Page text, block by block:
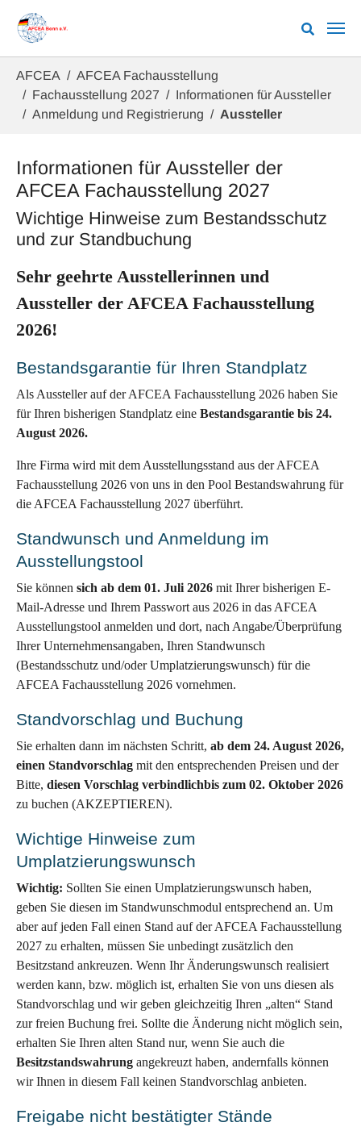
AFCEA
AFCEA Fachausstellung
Fachausstellung 2027
Informationen für Aussteller
Anmeldung und Registrierung
Aussteller
Informationen für Aussteller der
AFCEA Fachausstellung 2027
Wichtige Hinweise zum Bestandsschutz
und zur Standbuchung
Sehr geehrte Ausstellerinnen und
Aussteller der AFCEA Fachausstellung
2026!
Bestandsgarantie für Ihren Standplatz
Als Aussteller auf der AFCEA Fachausstellung 2026 haben Sie
für Ihren bisherigen Standplatz eine Bestandsgarantie bis 24.
August 2026.
Ihre Firma wird mit dem Ausstellungsstand aus der AFCEA
Fachausstellung 2026 von uns in den Pool Bestandswahrung für
die AFCEA Fachausstellung 2027 überführt.
Standwunsch und Anmeldung im
Ausstellungstool
Sie können sich ab dem 01. Juli 2026 mit Ihrer bisherigen E-
Mail-Adresse und Ihrem Passwort aus 2026 in das AFCEA
Ausstellungstool anmelden und dort, nach Angabe/Überprüfung
Ihrer Unternehmensangaben, Ihren Standwunsch
(Bestandsschutz und/oder Umplatzierungswunsch) für die
AFCEA Fachausstellung 2026 vornehmen.
Standvorschlag und Buchung
Sie erhalten dann im nächsten Schritt, ab dem 24. August 2026,
einen Standvorschlag mit den entsprechenden Preisen und der
Bitte, diesen Vorschlag verbindlichbis zum 02. Oktober 2026
zu buchen (AKZEPTIEREN).
Wichtige Hinweise zum
Umplatzierungswunsch
Wichtig: Sollten Sie einen Umplatzierungswunsch haben,
geben Sie diesen im Standwunschmodul entsprechend an. Um
aber auf jeden Fall einen Stand auf der AFCEA Fachausstellung
2027 zu erhalten, müssen Sie unbedingt zusätzlich den
Besitzstand ankreuzen. Wenn Ihr Änderungswunsch realisiert
werden kann, bzw. möglich ist, erhalten Sie von uns diesen als
Standvorschlag und wir geben gleichzeitig Ihren „alten“ Stand
zur freien Buchung frei. Sollte die Änderung nicht möglich sein,
erhalten Sie Ihren alten Stand nur, wenn Sie auch die
Besitzstandswahrung angekreuzt haben, andernfalls können
wir Ihnen in diesem Fall keinen Standvorschlag anbieten.
Freigabe nicht bestätigter Stände